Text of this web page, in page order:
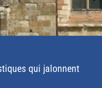
qui jalonnent